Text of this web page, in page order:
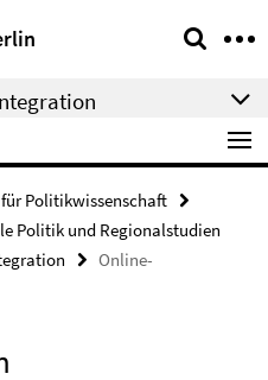
Politikwissenschaft
Politik und Regionalstudien
Online-